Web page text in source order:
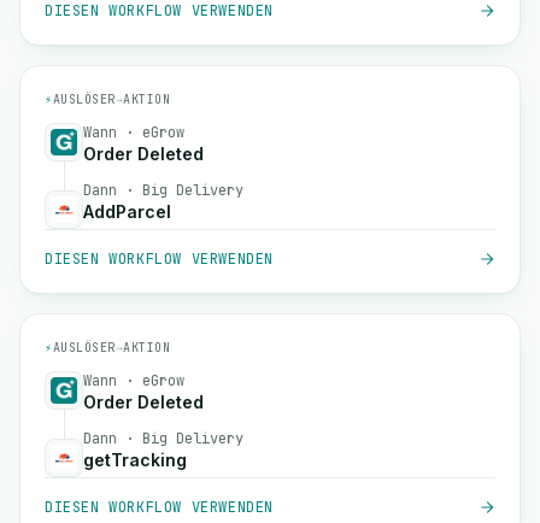
DIESEN WORKFLOW VERWENDEN
⚡AUSLÖSER→AKTION
Wann · eGrow
Order Deleted
Dann · Big Delivery
AddParcel
DIESEN WORKFLOW VERWENDEN
⚡AUSLÖSER→AKTION
Wann · eGrow
Order Deleted
Dann · Big Delivery
getTracking
DIESEN WORKFLOW VERWENDEN